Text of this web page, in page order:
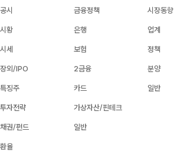
공시
시황
시세
장외/IPO
특징주
투자전략
채권/펀드
환율
금융정책
은행
보험
2금융
카드
가상자산/핀테크
일반
시장동향
업계
정책
분양
일반